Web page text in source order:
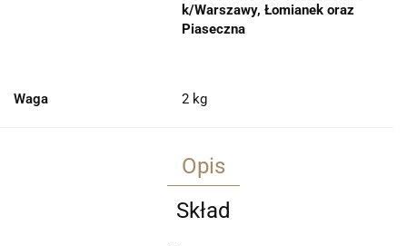
k/Warszawy, Łomianek oraz
Piaseczna
Waga 2 kg
Opis
Skład